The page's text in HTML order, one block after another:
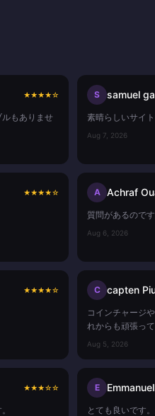
★★★★☆
もありませ
S samuel
素晴らしいサイ
Aug 7, 2026
★★★★☆ A Achraf
質問があるので
Aug 6, 2026
★★★★☆ C capten
コインチャージ
れからも頑張っ
Aug 5, 2026
★★★☆☆ E
とても良いです。